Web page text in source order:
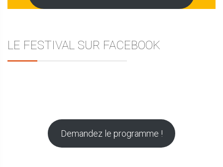
LE FESTIVAL SUR FACEBOOK
Demandez le programme !